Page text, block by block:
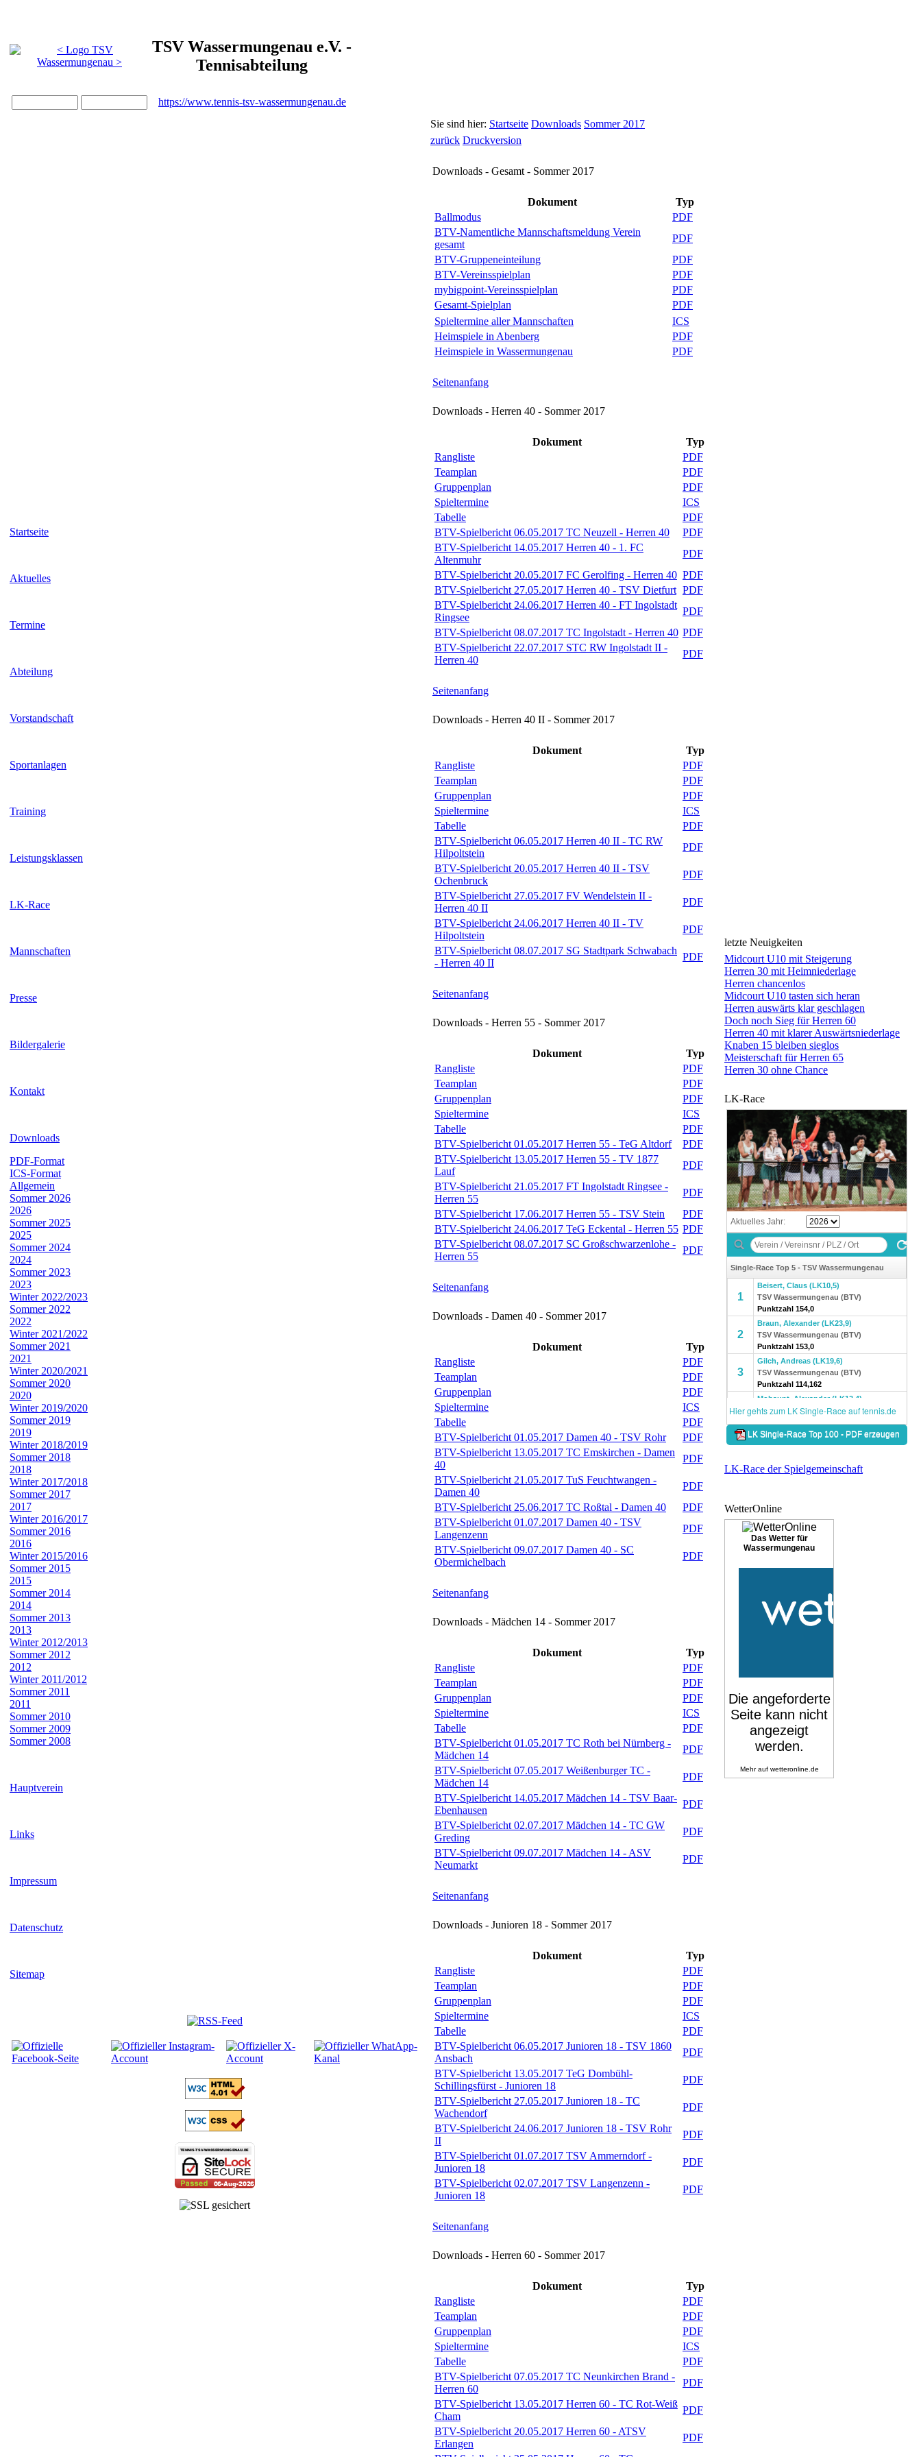
TSV Wassermungenau e.V. -
Tennisabteilung
https://www.tennis-tsv-wassermungenau.de
Startseite
Aktuelles
Termine
Abteilung
Vorstandschaft
Sportanlagen
Training
Leistungsklassen
LK-Race
Mannschaften
Presse
Bildergalerie
Kontakt
Downloads
PDF-Format
ICS-Format
Allgemein
Sommer 2026
2026
Sommer 2025
2025
Sommer 2024
2024
Sommer 2023
2023
Winter 2022/2023
Sommer 2022
2022
Winter 2021/2022
Sommer 2021
2021
Winter 2020/2021
Sommer 2020
2020
Winter 2019/2020
Sommer 2019
2019
Winter 2018/2019
Sommer 2018
2018
Winter 2017/2018
Sommer 2017
2017
Winter 2016/2017
Sommer 2016
2016
Winter 2015/2016
Sommer 2015
2015
Sommer 2014
2014
Sommer 2013
2013
Winter 2012/2013
Sommer 2012
2012
Winter 2011/2012
Sommer 2011
2011
Sommer 2010
Sommer 2009
Sommer 2008
Hauptverein
Links
Impressum
Datenschutz
Sitemap
Sie sind hier: Startseite Downloads Sommer 2017
zurück Druckversion
Downloads - Gesamt - Sommer 2017
Dokument
Typ
Ballmodus
PDF
BTV-Namentliche Mannschaftsmeldung Verein
gesamt
PDF
BTV-Gruppeneinteilung
PDF
BTV-Vereinsspielplan
PDF
mybigpoint-Vereinsspielplan
PDF
Gesamt-Spielplan
PDF
Spieltermine aller Mannschaften
ICS
Heimspiele in Abenberg
PDF
Heimspiele in Wassermungenau
PDF
Seitenanfang
Downloads - Herren 40 - Sommer 2017
Dokument
Typ
Rangliste
PDF
Teamplan
PDF
Gruppenplan
PDF
Spieltermine
ICS
Tabelle
PDF
BTV-Spielbericht 06.05.2017 TC Neuzell - Herren 40
PDF
BTV-Spielbericht 14.05.2017 Herren 40 - 1. FC
Altenmuhr
PDF
BTV-Spielbericht 20.05.2017 FC Gerolfing - Herren 40 PDF
BTV-Spielbericht 27.05.2017 Herren 40 - TSV Dietfurt PDF
BTV-Spielbericht 24.06.2017 Herren 40 - FT Ingolstadt
Ringsee
PDF
BTV-Spielbericht 08.07.2017 TC Ingolstadt - Herren 40 PDF
BTV-Spielbericht 22.07.2017 STC RW Ingolstadt II -
Herren 40
PDF
Seitenanfang
Downloads - Herren 40 II - Sommer 2017
Dokument
Typ
Rangliste
PDF
Teamplan
PDF
Gruppenplan
PDF
Spieltermine
ICS
Tabelle
PDF
BTV-Spielbericht 06.05.2017 Herren 40 II - TC RW
Hilpoltstein
PDF
BTV-Spielbericht 20.05.2017 Herren 40 II - TSV
Ochenbruck
PDF
BTV-Spielbericht 27.05.2017 FV Wendelstein II -
Herren 40 II
PDF
BTV-Spielbericht 24.06.2017 Herren 40 II - TV
Hilpoltstein
PDF
BTV-Spielbericht 08.07.2017 SG Stadtpark Schwabach
- Herren 40 II
PDF
Seitenanfang
Downloads - Herren 55 - Sommer 2017
Dokument
Typ
Rangliste
PDF
Teamplan
PDF
Gruppenplan
PDF
Spieltermine
ICS
Tabelle
PDF
BTV-Spielbericht 01.05.2017 Herren 55 - TeG Altdorf
PDF
BTV-Spielbericht 13.05.2017 Herren 55 - TV 1877
Lauf
PDF
BTV-Spielbericht 21.05.2017 FT Ingolstadt Ringsee -
Herren 55
PDF
BTV-Spielbericht 17.06.2017 Herren 55 - TSV Stein
PDF
BTV-Spielbericht 24.06.2017 TeG Eckental - Herren 55 PDF
BTV-Spielbericht 08.07.2017 SC Großschwarzenlohe -
Herren 55
PDF
Seitenanfang
Downloads - Damen 40 - Sommer 2017
Dokument
Typ
Rangliste
PDF
Teamplan
PDF
Gruppenplan
PDF
Spieltermine
ICS
Tabelle
PDF
BTV-Spielbericht 01.05.2017 Damen 40 - TSV Rohr
PDF
BTV-Spielbericht 13.05.2017 TC Emskirchen - Damen
40
PDF
BTV-Spielbericht 21.05.2017 TuS Feuchtwangen -
Damen 40
PDF
BTV-Spielbericht 25.06.2017 TC Roßtal - Damen 40
PDF
BTV-Spielbericht 01.07.2017 Damen 40 - TSV
Langenzenn
PDF
BTV-Spielbericht 09.07.2017 Damen 40 - SC
Obermichelbach
PDF
Seitenanfang
Downloads - Mädchen 14 - Sommer 2017
Dokument
Typ
Rangliste
PDF
Teamplan
PDF
Gruppenplan
PDF
Spieltermine
ICS
Tabelle
PDF
BTV-Spielbericht 01.05.2017 TC Roth bei Nürnberg -
Mädchen 14
PDF
BTV-Spielbericht 07.05.2017 Weißenburger TC -
Mädchen 14
PDF
BTV-Spielbericht 14.05.2017 Mädchen 14 - TSV Baar-
Ebenhausen
PDF
BTV-Spielbericht 02.07.2017 Mädchen 14 - TC GW
Greding
PDF
BTV-Spielbericht 09.07.2017 Mädchen 14 - ASV
Neumarkt
PDF
Seitenanfang
Downloads - Junioren 18 - Sommer 2017
Dokument
Typ
Rangliste
PDF
Teamplan
PDF
Gruppenplan
PDF
Spieltermine
ICS
Tabelle
PDF
BTV-Spielbericht 06.05.2017 Junioren 18 - TSV 1860
Ansbach
PDF
BTV-Spielbericht 13.05.2017 TeG Dombühl-
Schillingsfürst - Junioren 18
PDF
BTV-Spielbericht 27.05.2017 Junioren 18 - TC
Wachendorf
PDF
BTV-Spielbericht 24.06.2017 Junioren 18 - TSV Rohr
II
PDF
BTV-Spielbericht 01.07.2017 TSV Ammerndorf -
Junioren 18
PDF
BTV-Spielbericht 02.07.2017 TSV Langenzenn -
Junioren 18
PDF
Seitenanfang
Downloads - Herren 60 - Sommer 2017
Dokument
Typ
Rangliste
PDF
Teamplan
PDF
Gruppenplan
PDF
Spieltermine
ICS
Tabelle
PDF
BTV-Spielbericht 07.05.2017 TC Neunkirchen Brand -
Herren 60
PDF
BTV-Spielbericht 13.05.2017 Herren 60 - TC Rot-Weiß
Cham
PDF
BTV-Spielbericht 20.05.2017 Herren 60 - ATSV
Erlangen
PDF
letzte Neuigkeiten
Midcourt U10 mit Steigerung
Herren 30 mit Heimniederlage
Herren chancenlos
Midcourt U10 tasten sich heran
Herren auswärts klar geschlagen
Doch noch Sieg für Herren 60
Herren 40 mit klarer Auswärtsniederlage
Knaben 15 bleiben sieglos
Meisterschaft für Herren 65
Herren 30 ohne Chance
LK-Race
LK-Race der Spielgemeinschaft
WetterOnline
Das Wetter für
Wassermungenau
Mehr auf wetteronline.de